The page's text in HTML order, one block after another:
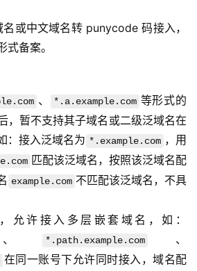
备案。
、 *.a.example.com 等形式的
，暂不支持其子域名或二级泛域名在
：接入泛域名为 *.example.com ，用
匹配该泛域名，按照该泛域名配
example.com 不匹配该泛域名，不具
允许接入多层嵌套域名，如：
*.path.example.com 、
在同一账号下允许同时接入，域名配